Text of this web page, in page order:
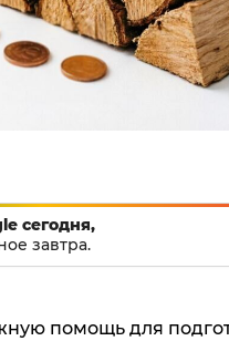
сегодня,
завтра.
помощь для